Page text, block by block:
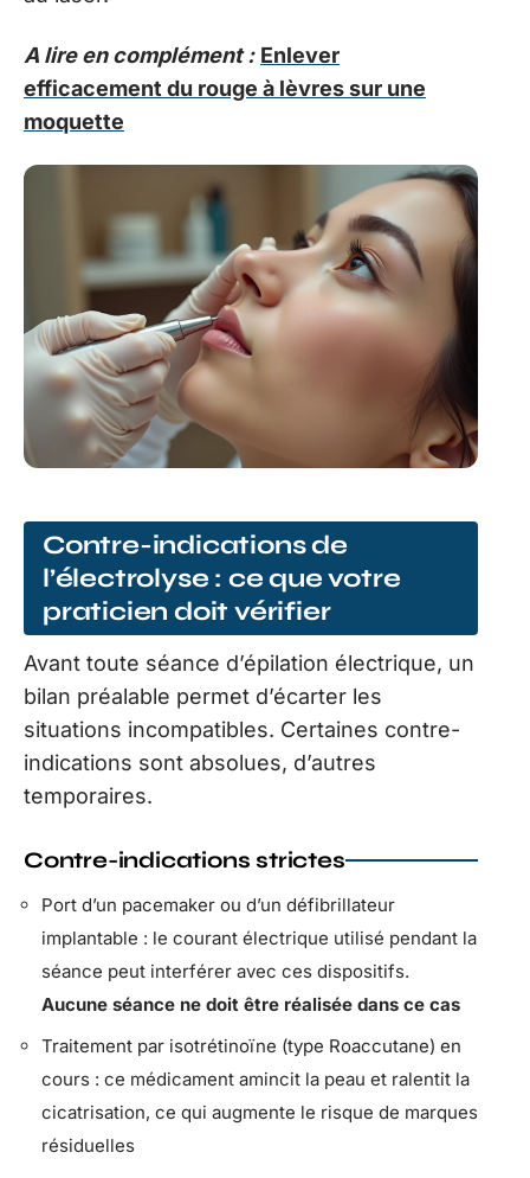
A lire en complément : Enlever
efficacement du rouge à lèvres sur une
moquette
Contre-indications de
l’électrolyse : ce que votre
praticien doit vérifier
Avant toute séance d’épilation électrique, un
bilan préalable permet d’écarter les
situations incompatibles. Certaines contre-
indications sont absolues, d’autres
temporaires.
Contre-indications strictes
Port d’un pacemaker ou d’un défibrillateur
implantable : le courant électrique utilisé pendant la
séance peut interférer avec ces dispositifs.
Aucune séance ne doit être réalisée dans ce cas
Traitement par isotrétinoïne (type Roaccutane) en
cours : ce médicament amincit la peau et ralentit la
cicatrisation, ce qui augmente le risque de marques
résiduelles